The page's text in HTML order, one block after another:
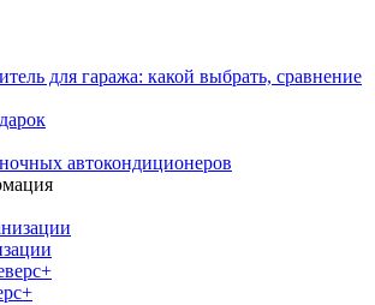
для гаража: какой выбрать, сравнение
автокондиционеров